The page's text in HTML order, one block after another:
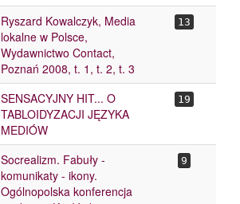
Ryszard Kowalczyk, Media
lokalne w Polsce,
Wydawnictwo Contact,
Poznań 2008, t. 1, t. 2, t. 3
13
SENSACYJNY HIT... O
TABLOIDYZACJI JĘZYKA
MEDIÓW
19
Socrealizm. Fabuły -
komunikaty - ikony.
Ogólnopolska konferencja
9